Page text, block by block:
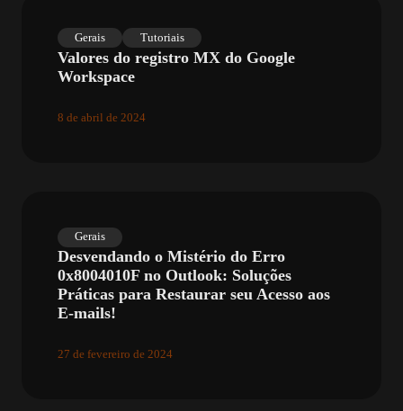
Gerais Tutoriais
Valores do registro MX do Google
Workspace
8 de abril de 2024
Gerais
Desvendando o Mistério do Erro
0x8004010F no Outlook: Soluções
Práticas para Restaurar seu Acesso aos
E-mails!
27 de fevereiro de 2024